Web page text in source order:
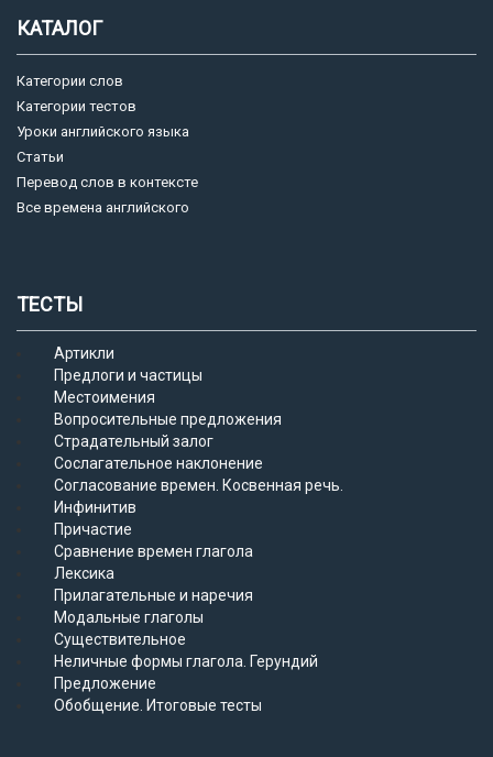
КАТАЛОГ
Категории слов
Категории тестов
Уроки английского языка
Статьи
Перевод слов в контексте
Все времена английского
ТЕСТЫ
Артикли
Предлоги и частицы
Местоимения
Вопросительные предложения
Страдательный залог
Сослагательное наклонение
Согласование времен. Косвенная речь.
Инфинитив
Причастие
Сравнение времен глагола
Лексика
Прилагательные и наречия
Модальные глаголы
Существительное
Неличные формы глагола. Герундий
Предложение
Обобщение. Итоговые тесты